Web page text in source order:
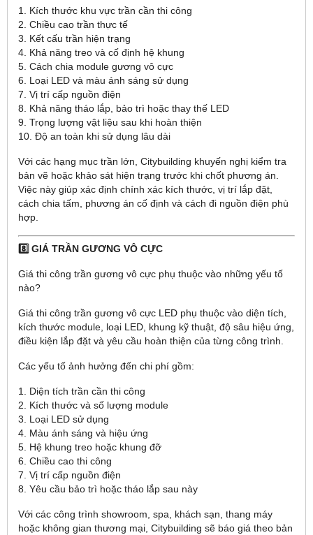
1. Kích thước khu vực trần cần thi công
2. Chiều cao trần thực tế
3. Kết cấu trần hiện trạng
4. Khả năng treo và cố định hệ khung
5. Cách chia module gương vô cực
6. Loại LED và màu ánh sáng sử dụng
7. Vị trí cấp nguồn điện
8. Khả năng tháo lắp, bảo trì hoặc thay thế LED
9. Trọng lượng vật liệu sau khi hoàn thiện
10. Độ an toàn khi sử dụng lâu dài
Với các hạng mục trần lớn, Citybuilding khuyến nghị kiểm tra
bản vẽ hoặc khảo sát hiện trạng trước khi chốt phương án.
Việc này giúp xác định chính xác kích thước, vị trí lắp đặt,
cách chia tấm, phương án cố định và cách đi nguồn điện phù
hợp.
8️⃣ GIÁ TRẦN GƯƠNG VÔ CỰC
Giá thi công trần gương vô cực phụ thuộc vào những yếu tố
nào?
Giá thi công trần gương vô cực LED phụ thuộc vào diện tích,
kích thước module, loại LED, khung kỹ thuật, độ sâu hiệu ứng,
điều kiện lắp đặt và yêu cầu hoàn thiện của từng công trình.
Các yếu tố ảnh hưởng đến chi phí gồm:
1. Diện tích trần cần thi công
2. Kích thước và số lượng module
3. Loại LED sử dụng
4. Màu ánh sáng và hiệu ứng
5. Hệ khung treo hoặc khung đỡ
6. Chiều cao thi công
7. Vị trí cấp nguồn điện
8. Yêu cầu bảo trì hoặc tháo lắp sau này
Với các công trình showroom, spa, khách sạn, thang máy
hoặc không gian thương mại, Citybuilding sẽ báo giá theo bản